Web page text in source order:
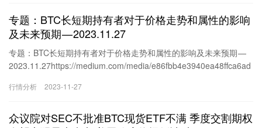
月的点阵图并没有更新，这暂时对于风险市场来说是有利的，毕竟
十一月加息的概率下降了，即便有加息也是在十二月了，而且十二
专题：BTC长短期持有者对于价格走势和属性的影响
及未来预期 — 2023.11.27
专题：BTC长短期持有者对于价格走势和属性的影响及未来预期 —
2023.11.27https://medium.com/media/e86fbb4e3940ea48ffca6ad
除非是有新的利好或者是利空的信息才能较大幅度的改变价格，在
知道这一次币市的主要上涨是由BTC的现货ETF带动起来的，虽然到
行情分析 2023-11-27
众议院对SEC不批准BTC现货ETF不满 季度交割期权